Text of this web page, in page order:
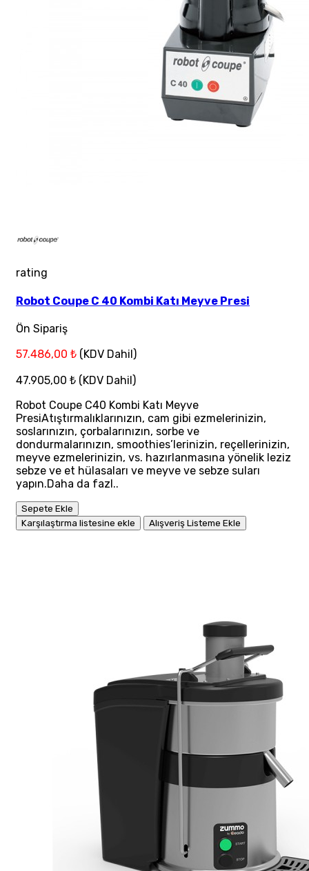
rating
Robot Coupe C 40 Kombi Katı Meyve Presi
Ön Sipariş
57.486,00 ₺ (KDV Dahil)
47.905,00 ₺ (KDV Dahil)
Robot Coupe C40 Kombi Katı Meyve
PresiAtıştırmalıklarınızın, cam gibi ezmelerinizin,
soslarınızın, çorbalarınızın, sorbe ve
dondurmalarınızın, smoothies’lerinizin, reçellerinizin,
meyve ezmelerinizin, vs. hazırlanmasına yönelik leziz
sebze ve et hülasaları ve meyve ve sebze suları
yapın.Daha da fazl..
Sepete Ekle
Karşılaştırma listesine ekle
Alışveriş Listeme Ekle